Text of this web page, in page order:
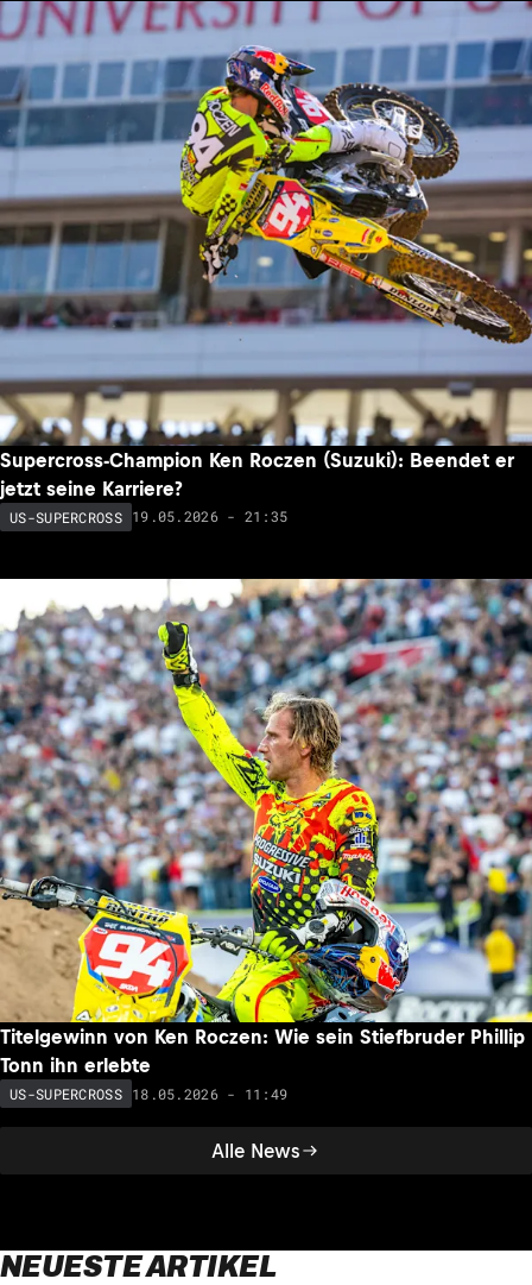
Alle News
Supercross-Champion Ken Roczen (Suzuki): Beendet er
jetzt seine Karriere?
US-SUPERCROSS 19.05.2026 - 21:35
Titelgewinn von Ken Roczen: Wie sein Stiefbruder Phillip
Tonn ihn erlebte
US-SUPERCROSS 18.05.2026 - 11:49
NEUESTE ARTIKEL